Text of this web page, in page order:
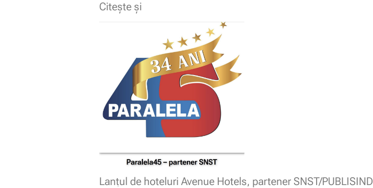
Citește și
Lanțul de hoteluri Avenue Hotels, partener SNST/PUBLISIND